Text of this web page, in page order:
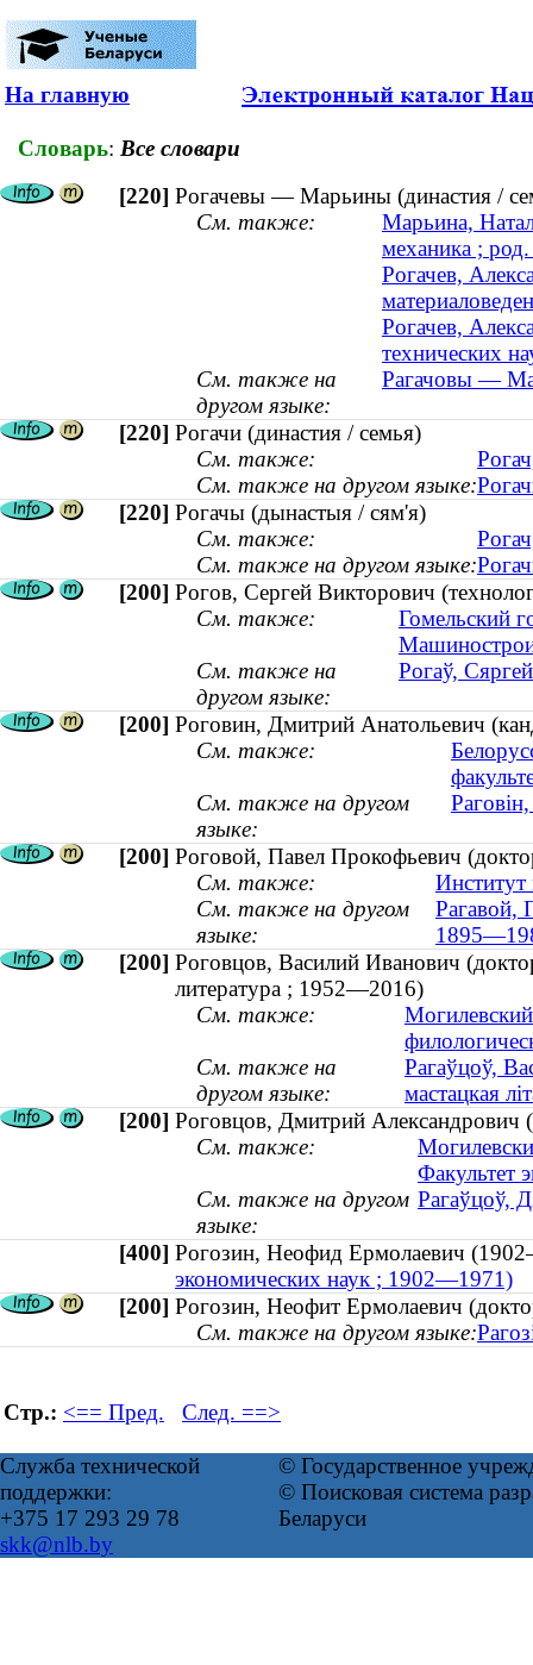
На главную
Словарь: Все словари
[220] Рогачевы — Марьины (династия /
См. также:
Марьина,
механика ;
Рогачев,
Рогачев,
технических
См. также на
другом языке:
Рагачовы —
[220] Рогачи (династия / семья)
См. также:
См. также на другом языке:
[220] Рогачы (дынастыя / сям'я)
См. также:
См. также на другом языке:
[200] Рогов, Сергей Викторович
См. также:
Гомельский
См. также на
другом языке:
Рогаў,
[200] Роговин, Дмитрий Анатольевич
См. также:
См. также на другом
языке:
[200] Роговой, Павел Прокофьевич
См. также:
См. также на другом
языке:
Рагавой,
[200] Роговцов, Василий Иванович
литература ; 1952—2016)
См. также:
См. также на
другом языке:
Рагаўцоў,
мастацкая
[200] Роговцов, Дмитрий Александрович
См. также:
Факультет
См. также на другом
языке:
Рагаўцоў,
[400] Рогозин, Неофид Ермолаевич
экономических наук ; 1902—1971)
[200] Рогозин, Неофит Ермолаевич
См. также на другом языке:
Стр.: <== Пред. След. ==>
Служба технической
поддержки:
+375 17 293 29 78
skk@nlb.by
© Государственное
© Поисковая система
Беларуси